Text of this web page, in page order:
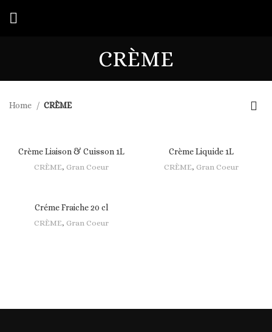
CRÈME
Home CRÈME
Crème Liaison & Cuisson 1L
CRÈME, Gran Coeur
Crème Liquide 1L
CRÈME, Gran Coeur
Créme Fraiche 20 cl
CRÈME, Gran Coeur